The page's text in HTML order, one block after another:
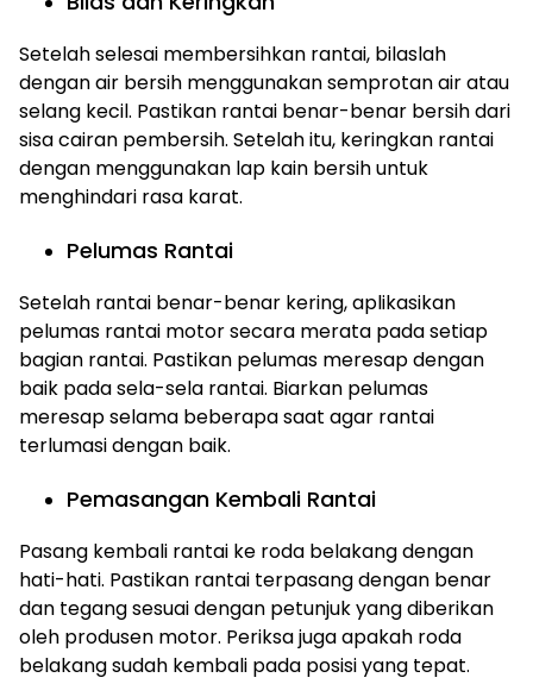
Setelah selesai membersihkan rantai, bilaslah
dengan air bersih menggunakan semprotan air atau
selang kecil. Pastikan rantai benar-benar bersih dari
sisa cairan pembersih. Setelah itu, keringkan rantai
dengan menggunakan lap kain bersih untuk
menghindari rasa karat.
Pelumas Rantai
Setelah rantai benar-benar kering, aplikasikan
pelumas rantai motor secara merata pada setiap
bagian rantai. Pastikan pelumas meresap dengan
baik pada sela-sela rantai. Biarkan pelumas
meresap selama beberapa saat agar rantai
terlumasi dengan baik.
Pemasangan Kembali Rantai
Pasang kembali rantai ke roda belakang dengan
hati-hati. Pastikan rantai terpasang dengan benar
dan tegang sesuai dengan petunjuk yang diberikan
oleh produsen motor. Periksa juga apakah roda
belakang sudah kembali pada posisi yang tepat.